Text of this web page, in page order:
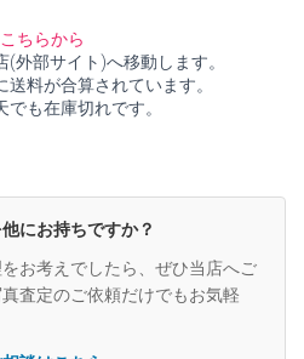
ちらから
外部サイト)へ移動します。
料が合算されています。
も在庫切れです。
にお持ちですか？
お考えでしたら、ぜひ当店へご
査定のご依頼だけでもお気軽